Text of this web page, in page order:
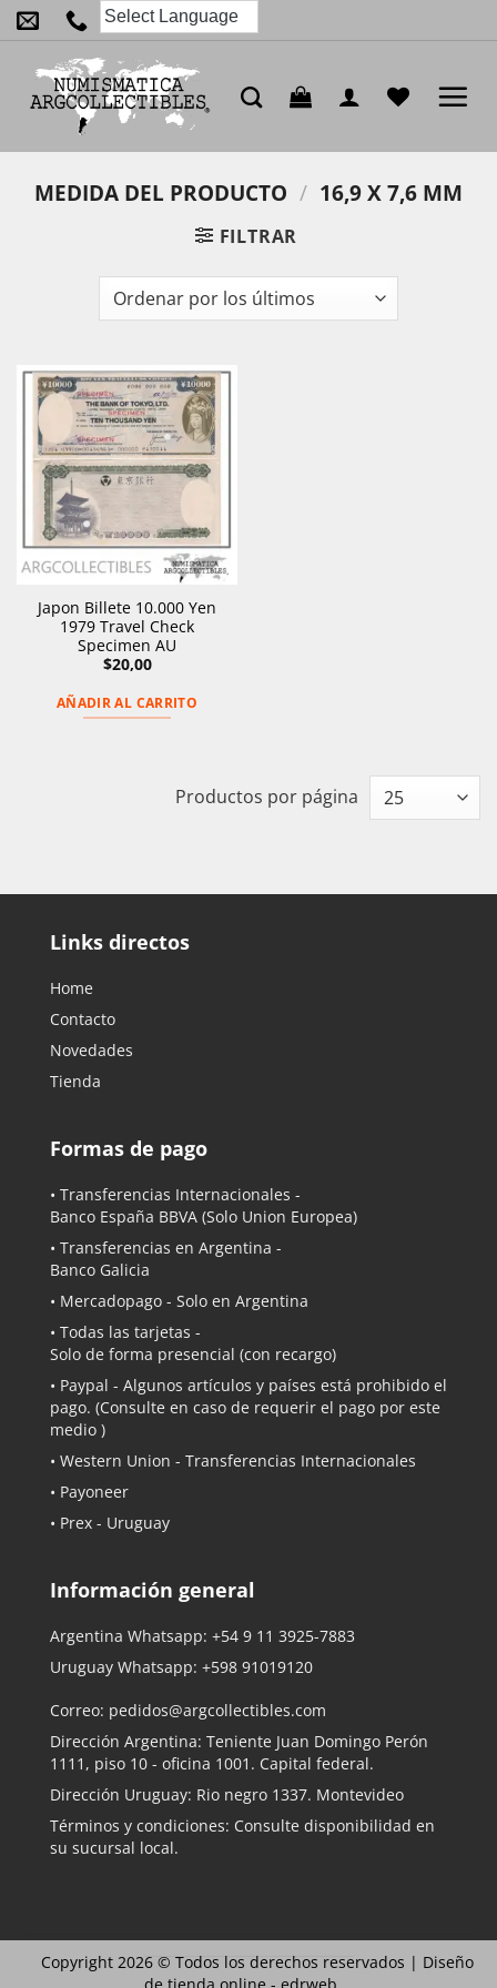
Saltar
al
contenido
MEDIDA DEL PRODUCTO / 16,9 X 7,6 MM
FILTRAR
Japon Billete 10.000 Yen
1979 Travel Check
Specimen AU
$20,00
AÑADIR AL CARRITO
Productos por página
Links directos
Home
Contacto
Novedades
Tienda
Formas de pago
• Transferencias Internacionales -
Banco España BBVA (Solo Union Europea)
• Transferencias en Argentina -
Banco Galicia
• Mercadopago - Solo en Argentina
• Todas las tarjetas -
Solo de forma presencial (con recargo)
• Paypal - Algunos artículos y países está prohibido el
pago. (Consulte en caso de requerir el pago por este
medio )
• Western Union - Transferencias Internacionales
• Payoneer
• Prex - Uruguay
Información general
Argentina Whatsapp: +54 9 11 3925-7883
Uruguay Whatsapp: +598 91019120
Correo: pedidos@argcollectibles.com
Dirección Argentina: Teniente Juan Domingo Perón
1111, piso 10 - oficina 1001. Capital federal.
Dirección Uruguay: Rio negro 1337. Montevideo
Términos y condiciones: Consulte disponibilidad en
su sucursal local.
Copyright 2026 © Todos los derechos reservados | Diseño
de tienda online - edrweb